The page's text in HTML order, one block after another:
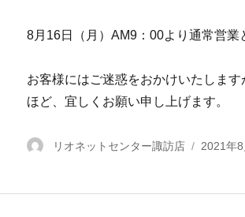
8月16日（月）AM9：00より通常営業
お客様にはご迷惑をおかけいたしま
ほど、宜しくお願い申し上げます。
投
リオネットセンター諏訪店
投
2021年8